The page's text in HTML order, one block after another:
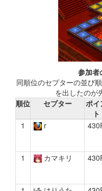
参加者
同順位のセプターの並び
を出したのが
順位
セプター
ポイ
ト
1 r
1 カマキリ